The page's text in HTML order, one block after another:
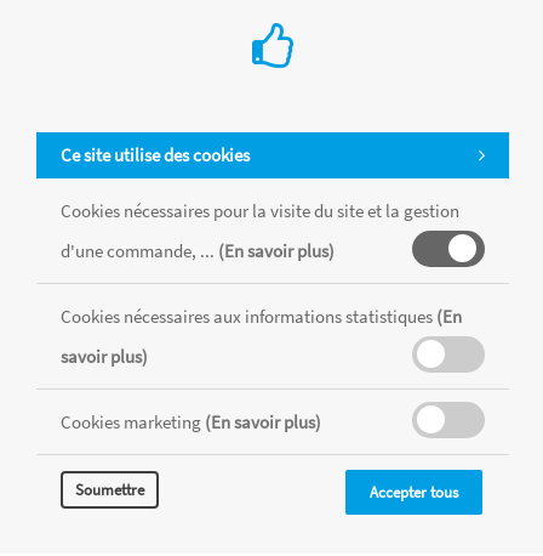
Ce site utilise des cookies
Cookies nécessaires pour la visite du site et la gestion
d'une commande, ... (En savoir plus)
Cookies nécessaires aux informations statistiques (En
savoir plus)
Cookies marketing (En savoir plus)
Soumettre Accepter tous
Tous les produits sont vendus dans la limite des stocks disponibles de
chaque magasin, toutes taxes comprises.
MENTIONS LÉGALES CONDITIONS GÉNÉRALES